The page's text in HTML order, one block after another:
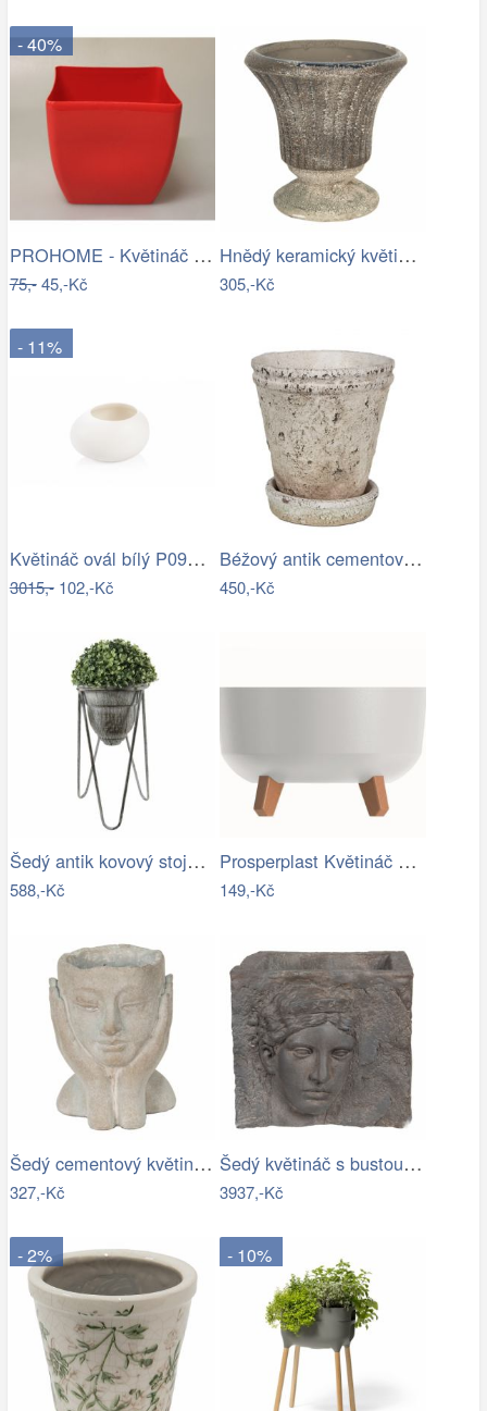
- 40%
PROHOME - Květináč COUBI 19 hranatý…
75,-45,-Kč
Hnědý keramický květináč s patinou v…
305,-Kč
- 11%
Květináč ovál bílý P0990/2
3015,-102,-Kč
Béžový antik cementový květináč s…
450,-Kč
Šedý antik kovový stojan na květiny - Ø…
588,-Kč
Prosperplast Květináč Gracyeen bílý,…
149,-Kč
Šedý cementový květináč hlava ženy v…
327,-Kč
Šedý květináč s bustou v antickém stylu…
3937,-Kč
- 2% - 10%